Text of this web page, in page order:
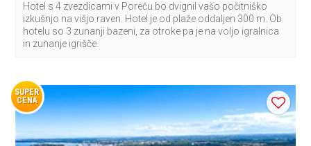
Hotel s 4 zvezdicami v Poreču bo dvignil vašo počitniško
izkušnjo na višjo raven. Hotel je od plaže oddaljen 300 m. Ob
hotelu so 3 zunanji bazeni, za otroke pa je na voljo igralnica
in zunanje igrišče.
SUPER
CENA